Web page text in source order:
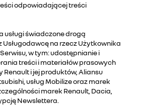
odpowiadającej treści
usługi świadczone drogą
na rzecz Użytkownika
w tym: udostępnianie i
treści i materiałów prasowych
i jej produktów, Aliansu
usług Mobilize oraz marek
marek Renault, Dacia,
Newslettera.